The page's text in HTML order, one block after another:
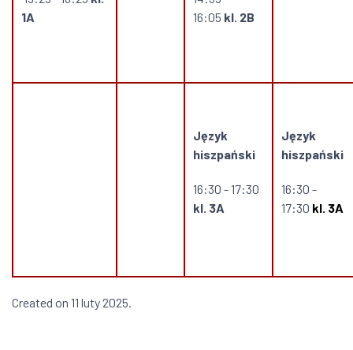
1A
16:05 kl. 2B
Język
hiszpański
16:30 - 17:30
kl. 3A
Język
hiszpański
16:30 -
17:30 kl. 3A
Created on 11 luty 2025.